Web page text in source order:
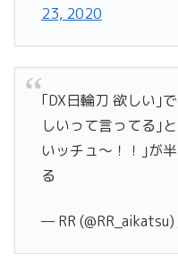
23, 2020
｢DX日輪刀 欲しい｣
しいって言ってる｣
いッチュ〜！！｣が
る
— RR (@RR_aikatsu)